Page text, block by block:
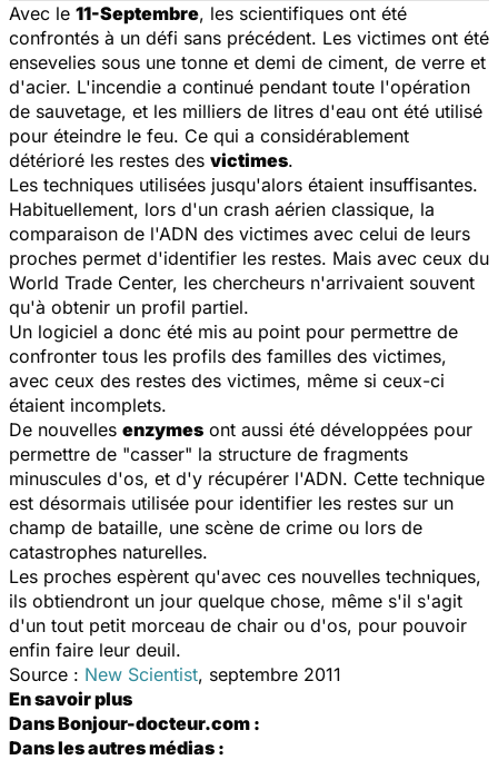
Avec le 11-Septembre, les scientifiques ont été
confrontés à un défi sans précédent. Les victimes ont été
ensevelies sous une tonne et demi de ciment, de verre et
d'acier. L'incendie a continué pendant toute l'opération
de sauvetage, et les milliers de litres d'eau ont été utilisé
pour éteindre le feu. Ce qui a considérablement
détérioré les restes des victimes.
Les techniques utilisées jusqu'alors étaient insuffisantes.
Habituellement, lors d'un crash aérien classique, la
comparaison de l'ADN des victimes avec celui de leurs
proches permet d'identifier les restes. Mais avec ceux du
World Trade Center, les chercheurs n'arrivaient souvent
qu'à obtenir un profil partiel.
Un logiciel a donc été mis au point pour permettre de
confronter tous les profils des familles des victimes,
avec ceux des restes des victimes, même si ceux-ci
étaient incomplets.
De nouvelles enzymes ont aussi été développées pour
permettre de "casser" la structure de fragments
minuscules d'os, et d'y récupérer l'ADN. Cette technique
est désormais utilisée pour identifier les restes sur un
champ de bataille, une scène de crime ou lors de
catastrophes naturelles.
Les proches espèrent qu'avec ces nouvelles techniques,
ils obtiendront un jour quelque chose, même s'il s'agit
d'un tout petit morceau de chair ou d'os, pour pouvoir
enfin faire leur deuil.
Source : New Scientist, septembre 2011
En savoir plus
Dans Bonjour-docteur.com :
Dans les autres médias :